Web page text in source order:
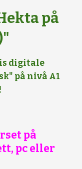
på
digitale
på nivå A1
på
pc eller